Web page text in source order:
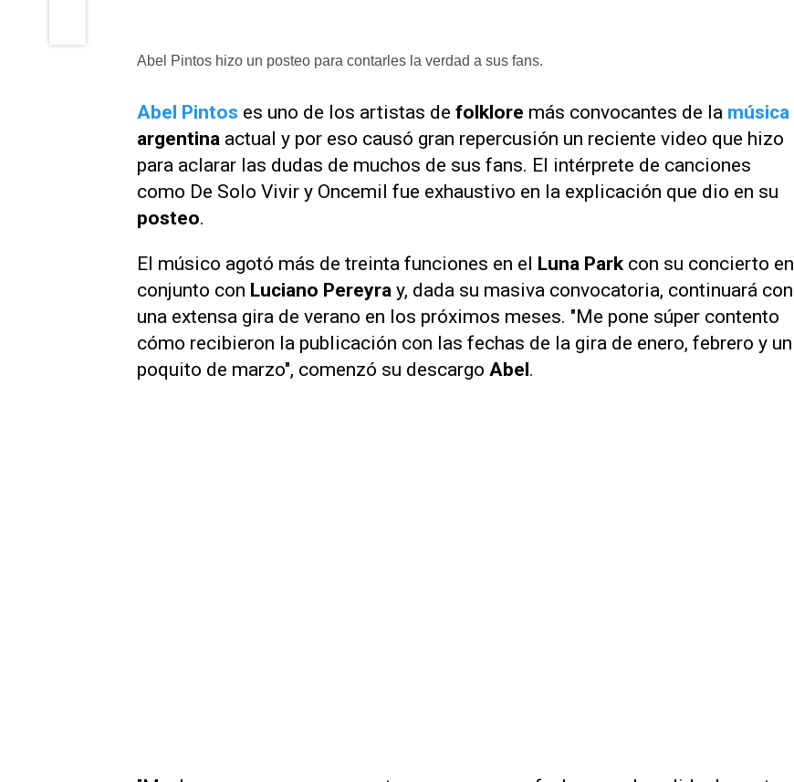
Abel Pintos hizo un posteo para contarles la verdad a sus fans.
Abel Pintos es uno de los artistas de folklore más convocantes de la música
argentina actual y por eso causó gran repercusión un reciente video que hizo
para aclarar las dudas de muchos de sus fans. El intérprete de canciones
como De Solo Vivir y Oncemil fue exhaustivo en la explicación que dio en su
posteo.
El músico agotó más de treinta funciones en el Luna Park con su concierto en
conjunto con Luciano Pereyra y, dada su masiva convocatoria, continuará con
una extensa gira de verano en los próximos meses. "Me pone súper contento
cómo recibieron la publicación con las fechas de la gira de enero, febrero y un
poquito de marzo", comenzó su descargo Abel.